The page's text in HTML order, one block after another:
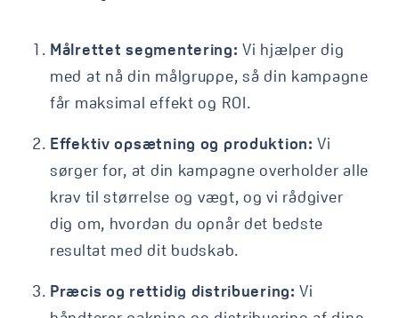
Målrettet segmentering:Vi hjælper dig
med at nå din målgruppe, så din kampagne
får maksimal effekt og ROI.
Effektiv opsætning og produktion: Vi
sørger for, at din kampagne overholder alle
krav til størrelse og vægt, og vi rådgiver
dig om, hvordan du opnår det bedste
resultat med dit budskab.
Præcis og rettidig distribuering:Vi